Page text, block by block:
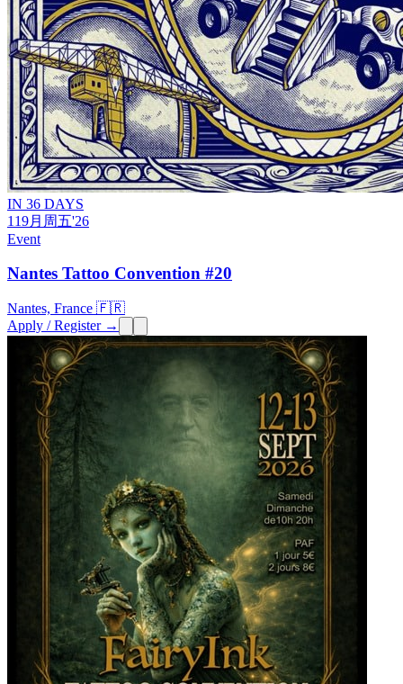
IN 36 DAYS
119月 周五'26
Event
Nantes Tattoo Convention #20
Nantes, France 🇫🇷
Apply / Register →